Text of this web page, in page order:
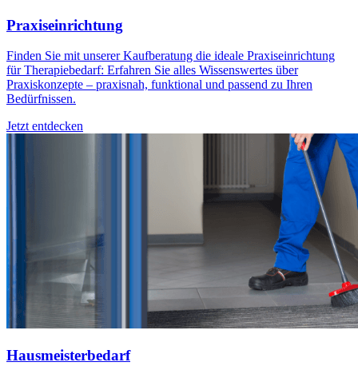
Praxiseinrichtung
Finden Sie mit unserer Kaufberatung die ideale Praxiseinrichtung
für Therapiebedarf: Erfahren Sie alles Wissenswertes über
Praxiskonzepte – praxisnah, funktional und passend zu Ihren
Bedürfnissen.
Jetzt entdecken
Hausmeisterbedarf